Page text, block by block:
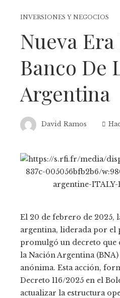
INVERSIONES Y NEGOCIOS
Nueva Era
Banco De
Argentina
David Ramos
El 20 de febrero de 2025,
argentina, liderada por el
promulgó un decreto que
la Nación Argentina
anónima. Esta acción,
Decreto 116/2025 en el
actualizar la estructura